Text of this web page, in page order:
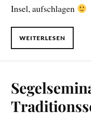
Insel, aufschlagen
WEITERLESEN